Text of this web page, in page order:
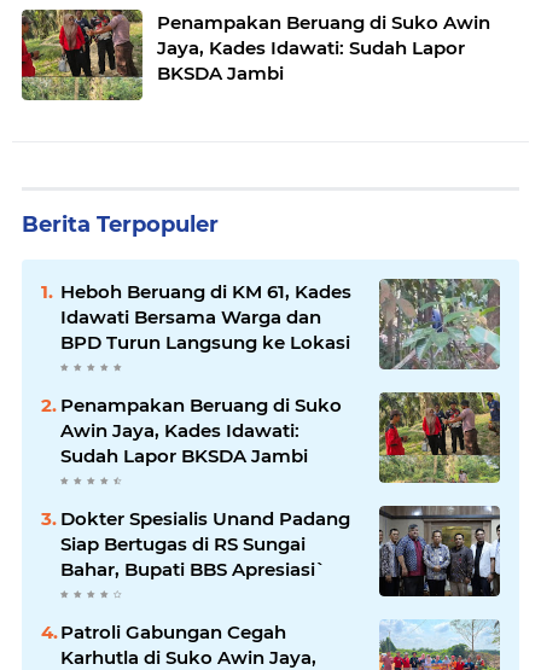
Penampakan Beruang di Suko Awin
Jaya, Kades Idawati: Sudah Lapor
BKSDA Jambi
Berita Terpopuler
Heboh Beruang di KM 61, Kades
Idawati Bersama Warga dan
BPD Turun Langsung ke Lokasi
Penampakan Beruang di Suko
Awin Jaya, Kades Idawati:
Sudah Lapor BKSDA Jambi
Dokter Spesialis Unand Padang
Siap Bertugas di RS Sungai
Bahar, Bupati BBS Apresiasi`
Patroli Gabungan Cegah
Karhutla di Suko Awin Jaya,